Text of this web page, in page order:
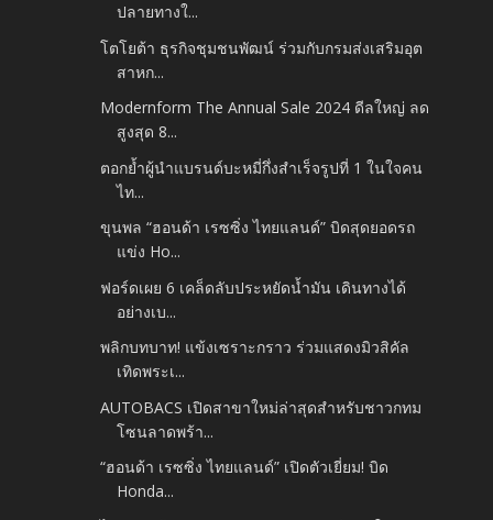
ปลายทางใ...
โตโยต้า ธุรกิจชุมชนพัฒน์ ร่วมกับกรมส่งเสริมอุต
สาหก...
Modernform The Annual Sale 2024 ดีลใหญ่ ลด
สูงสุด 8...
ตอกย้ำผู้นำแบรนด์บะหมี่กึ่งสำเร็จรูปที่ 1 ในใจคน
ไท...
ขุนพล “ฮอนด้า เรซซิ่ง ไทยแลนด์” บิดสุดยอดรถ
แข่ง Ho...
ฟอร์ดเผย 6 เคล็ดลับประหยัดน้ำมัน เดินทางได้
อย่างเบ...
พลิกบทบาท! แข้งเซราะกราว ร่วมแสดงมิวสิคัล
เทิดพระเ...
AUTOBACS เปิดสาขาใหม่ล่าสุดสำหรับชาวกทม
โซนลาดพร้า...
“ฮอนด้า เรซซิ่ง ไทยแลนด์” เปิดตัวเยี่ยม! บิด
Honda...